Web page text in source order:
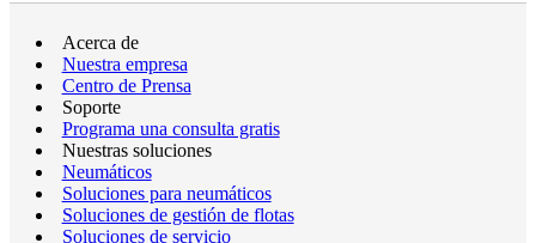
Acerca de
Nuestra empresa
Centro de Prensa
Soporte
Programa una consulta gratis
Nuestras soluciones
Neumáticos
Soluciones para neumáticos
Soluciones de gestión de flotas
Soluciones de servicio